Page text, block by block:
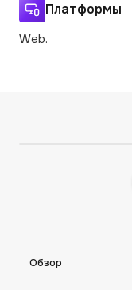
Платформы
Web.
Обзор